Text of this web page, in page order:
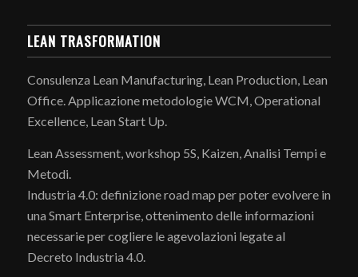
LEAN TRASFORMATION
Consulenza Lean Manufacturing, Lean Production, Lean
Office. Applicazione metodologie WCM, Operational
Excellence, Lean Start Up.
Lean Assessment, workshop 5S, Kaizen, Analisi Tempi e
Metodi.
Industria 4.0: definizione road map per poter evolvere in
una Smart Enterprise, ottenimento delle informazioni
necessarie per cogliere le agevolazioni legate al
Decreto Industria 4.0.